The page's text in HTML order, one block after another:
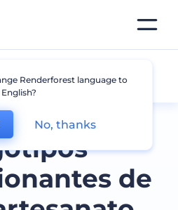
de
Renderforest language to
English?
No, thanks